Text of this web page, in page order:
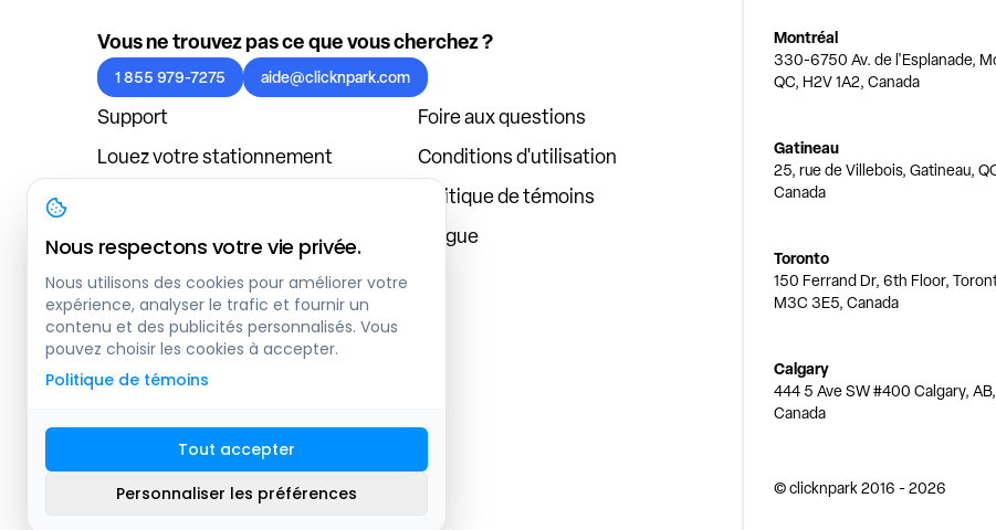
Vous ne trouvez pas ce que vous cherchez ?
1 855 979-7275 aide@clicknpark.com
Support
Foire aux questions
Louez votre stationnement
Conditions d'utilisation
Politique de témoins
À propos
Blogue
Connexion au tableau de bord
Montréal
330-6750 Av. de l'Esplanade,
QC, H2V 1A2, Canada
Gatineau
25, rue de Villebois, Gatineau,
Canada
Toronto
150 Ferrand Dr, 6th Floor,
M3C 3E5, Canada
Calgary
444 5 Ave SW #400 Calgary,
Canada
© clicknpark2016 -2026
Plan du site
Nous respectons votre vie privée.
Nous utilisons des cookies pour améliorer votre
expérience, analyser le trafic et fournir un
contenu et des publicités personnalisés. Vous
pouvez choisir les cookies à accepter.
Politique de témoins
Tout accepter
Personnaliser les préférences